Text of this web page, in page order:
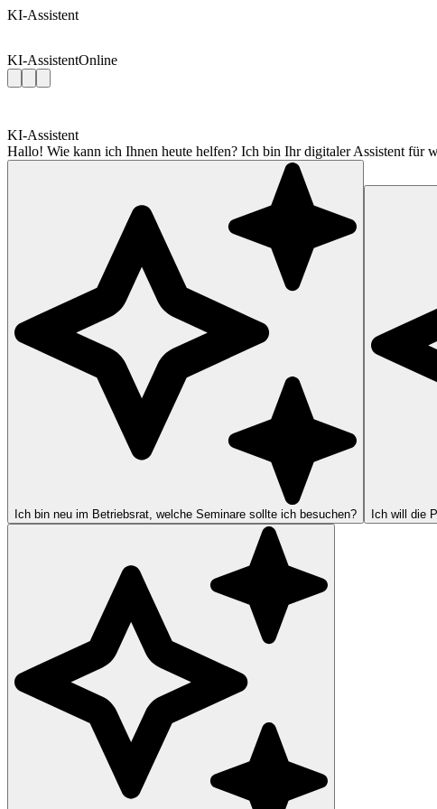
KI-Assistent
KI-AssistentOnline
KI-Assistent
Hallo! Wie kann ich Ihnen heute helfen? Ich bin Ihr digitaler Assistent für
Ich bin neu im Betriebsrat, welche Seminare sollte ich besuchen? Ich will die